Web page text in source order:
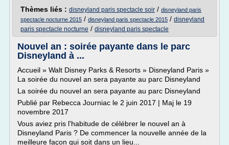
Thèmes liés : disneyland paris spectacle soir / disneyland paris
spectacle nocturne 2015 / disneyland paris spectacle 2015 / disneyland
paris spectacle nocturne / disneyland paris spectacle
Nouvel an : soirée payante dans le parc
Disneyland à ...
Accueil » Walt Disney Parks & Resorts » Disneyland Paris »
La soirée du nouvel an sera payante au parc Disneyland
La soirée du nouvel an sera payante au parc Disneyland
Publié par Rebecca Journiac le 2 juin 2017 | Maj le 19
novembre 2017
Vous aviez pris l'habitude de célébrer le nouvel an à
Disneyland Paris ? De commencer la nouvelle année de la
meilleure façon qui soit dans un lieu...